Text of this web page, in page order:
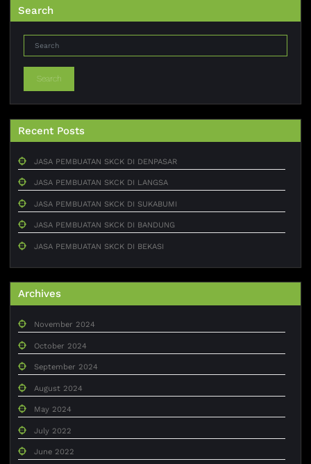
Search
Search
Recent Posts
JASA PEMBUATAN SKCK DI DENPASAR
JASA PEMBUATAN SKCK DI LANGSA
JASA PEMBUATAN SKCK DI SUKABUMI
JASA PEMBUATAN SKCK DI BANDUNG
JASA PEMBUATAN SKCK DI BEKASI
Archives
November 2024
October 2024
September 2024
August 2024
May 2024
July 2022
June 2022